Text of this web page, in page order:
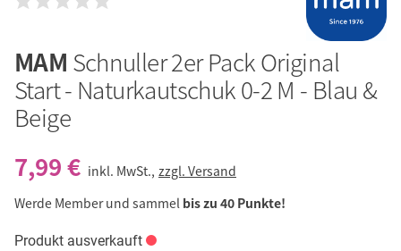
MAM Schnuller 2er Pack Original
Start - Naturkautschuk 0-2 M - Blau &
Beige
7,99 € inkl. MwSt., zzgl. Versand
Werde Member und sammel bis zu 40 Punkte!
Produkt ausverkauft